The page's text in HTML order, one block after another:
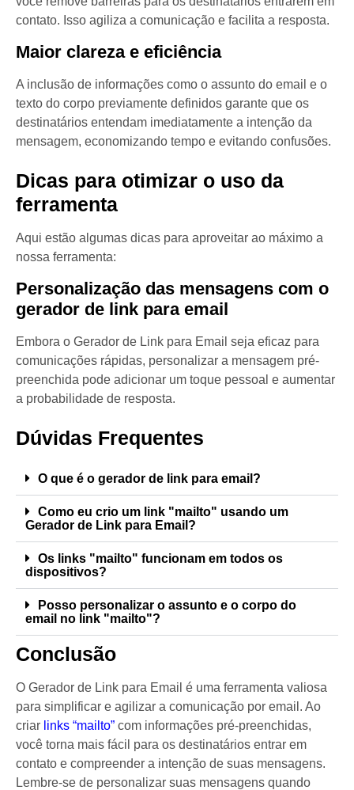
contato. Isso agiliza a comunicação e facilita a resposta.
Maior clareza e eficiência
A inclusão de informações como o assunto do email e o
texto do corpo previamente definidos garante que os
destinatários entendam imediatamente a intenção da
mensagem, economizando tempo e evitando confusões.
Dicas para otimizar o uso da
ferramenta
Aqui estão algumas dicas para aproveitar ao máximo a
nossa ferramenta:
Personalização das mensagens com o
gerador de link para email
Embora o Gerador de Link para Email seja eficaz para
comunicações rápidas, personalizar a mensagem pré-
preenchida pode adicionar um toque pessoal e aumentar
a probabilidade de resposta.
Dúvidas Frequentes
O que é o gerador de link para email?
Como eu crio um link "mailto" usando um
Gerador de Link para Email?
Os links "mailto" funcionam em todos os
dispositivos?
Posso personalizar o assunto e o corpo do
email no link "mailto"?
Conclusão
O Gerador de Link para Email é uma ferramenta valiosa
para simplificar e agilizar a comunicação por email. Ao
criar links “mailto” com informações pré-preenchidas,
você torna mais fácil para os destinatários entrar em
contato e compreender a intenção de suas mensagens.
Lembre-se de personalizar suas mensagens quando